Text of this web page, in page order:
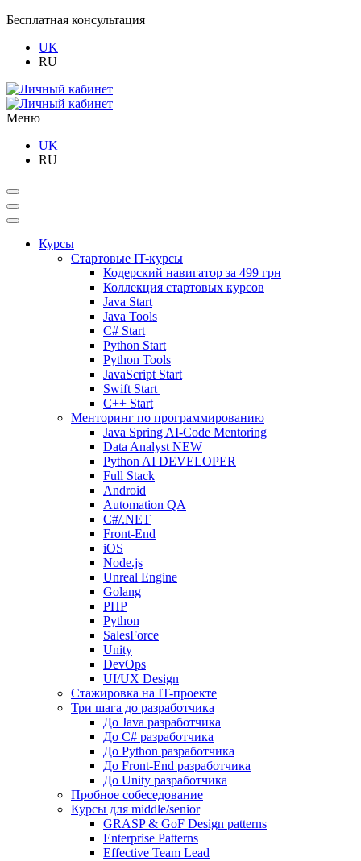
Бесплатная консультация
UK
RU
Меню
UK
RU
Курсы
Стартовые IT-курсы
Кодерский навигатор за 499 грн
Коллекция стартовых курсов
Java Start
Java Tools
C# Start
Python Start
Python Tools
JavaScript Start
Swift Start
C++ Start
Менторинг по программированию
Java Spring AI-Code Mentoring
Data Analyst NEW
Python AI DEVELOPER
Full Stack
Android
Automation QA
C#/.NET
Front-End
iOS
Node.js
Unreal Engine
Golang
PHP
Python
SalesForce
Unity
DevOps
UI/UX Design
Стажировка на IT-проекте
Три шага до разработчика
До Java разработчика
До C# разработчика
До Python разработчика
До Front-End разработчика
До Unity разработчика
Пробное собеседование
Курсы для middle/senior
GRASP & GoF Design patterns
Enterprise Patterns
Effective Team Lead